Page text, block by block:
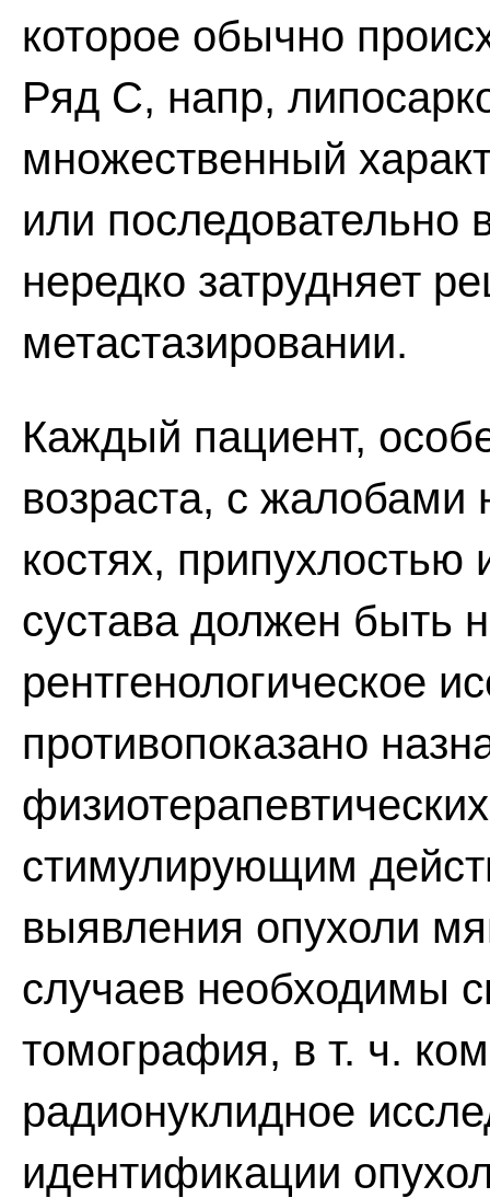
которое обычно
Ряд С, напр,
множественный
или последовательно
нередко затрудняет
метастазировании.
Каждый пациент,
возраста, с жалобами
костях,
сустава должен быть
рентгенологическое
противопоказано
стимулирующим
выявления опухоли
случаев необходимы
томография, в т. ч.
радионуклидное
идентификации